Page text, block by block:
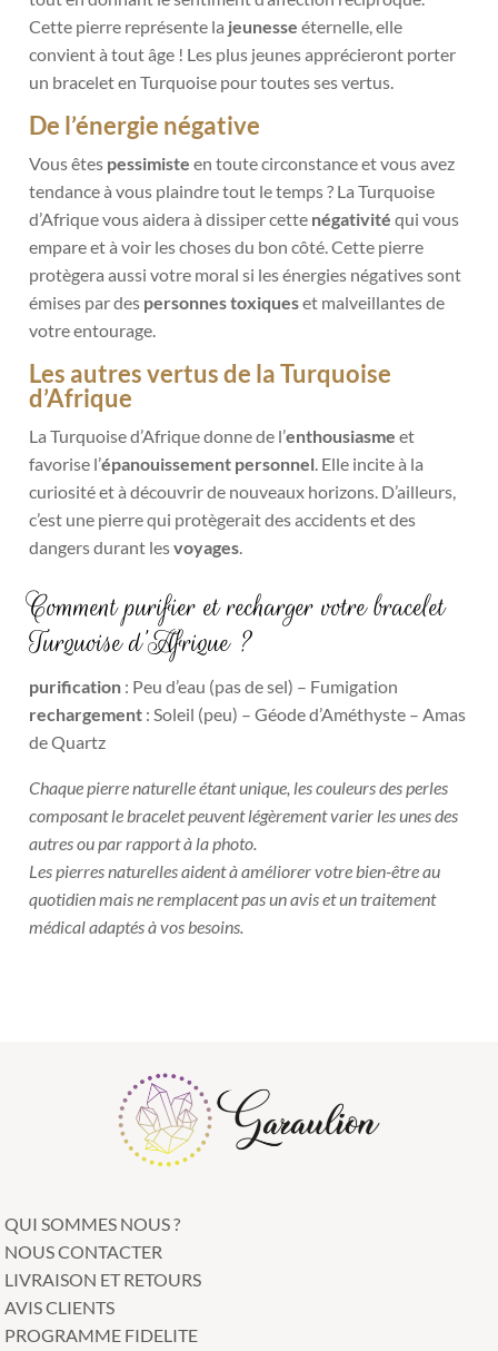
Cette pierre représente la jeunesse éternelle, elle
convient à tout âge ! Les plus jeunes apprécieront porter
un bracelet en Turquoise pour toutes ses vertus.
De l’énergie négative
Vous êtes pessimiste en toute circonstance et vous avez
tendance à vous plaindre tout le temps ? La Turquoise
d’Afrique vous aidera à dissiper cette négativité qui vous
empare et à voir les choses du bon côté. Cette pierre
protègera aussi votre moral si les énergies négatives sont
émises par des personnes toxiqueset malveillantes de
votre entourage.
Les autres vertus de la Turquoise
d’Afrique
La Turquoise d’Afrique donne de l’enthousiasme et
favorise l’épanouissement personnel. Elle incite à la
curiosité et à découvrir de nouveaux horizons. D’ailleurs,
c’est une pierre qui protègerait des accidents et des
dangers durant lesvoyages.
Comment purifier et recharger votre bracelet
Turquoise d’Afrique ?
purification : Peu d’eau (pas de sel) – Fumigation
rechargement : Soleil (peu) – Géode d’Améthyste – Amas
de Quartz
Chaque pierre naturelle étant unique, les couleurs des perles
composant le bracelet peuvent légèrement varier les unes des
autres ou par rapport à la photo.
Les pierres naturelles aident à améliorer votre bien-être au
quotidien mais ne remplacent pas un avis et un traitement
médical adaptés à vos besoins.
QUI SOMMES NOUS ?
NOUS CONTACTER
LIVRAISON ET RETOURS
AVIS CLIENTS
PROGRAMME FIDELITE